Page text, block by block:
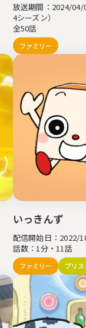
放送期間：2024/
4シーズン）
全50話
ファミリー
いっきんず
配信開始日：2022/
話数：1分・11話
ファミリー プリ